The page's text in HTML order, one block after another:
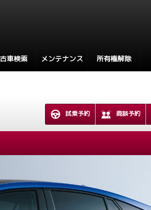
車検索 メンテナンス 所有権解除
試乗予約 商談予約